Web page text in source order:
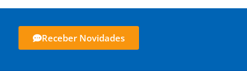
Receber Novidades